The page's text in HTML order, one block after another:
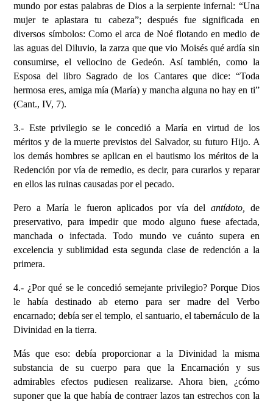
mundo por estas palabras de Dios a la serpiente infernal: “Una
mujer teaplastara tu cabeza”; despuésfue significada en
diversos símbolos: Como el arca de Noé flotandoen medio de
las aguas delDiluvio, la zarza que que vio Moisés qué ardía sin
consumirse, el vellocino de Gedeón. Así también, como la
Esposa del libro Sagrado de los Cantaresque dice: “Toda
hermosa eres, amiga mía (María) y mancha alguna no hay en ti”
(Cant., IV, 7).
3.- Este privilegio se le concedió a María en virtud de los
méritos y de la muerte previstos del Salvador,su futuro Hijo. A
los demás hombres se aplicanen el bautismo los méritos dela
Redención por vía de remedio, es decir, para curarlos y reparar
en ellos las ruinas causadas por el pecado.
Pero a María le fueron aplicados por vía del antídoto,
de
preservativo,para impedir que modo alguno fuese afectada,
manchadao infectada.Todo mundo vecuánto supera en
excelencia y sublimidad esta segunda clase de redención a la
primera.
4.- ¿Por qué se le concedió semejante privilegio?Porque Dios
le había destinado ab eterno para ser madre del Verbo
encarnado; debía ser el templo, el santuario, el tabernáculo de la
Divinidad en la tierra.
Más que eso: debía proporcionar a la Divinidad la misma
substancia de su cuerpo para que la Encarnación y sus
admirables efectos pudiesen realizarse. Ahora bien, ¿cómo
suponerque la que había de contraer lazos tan estrechos con la